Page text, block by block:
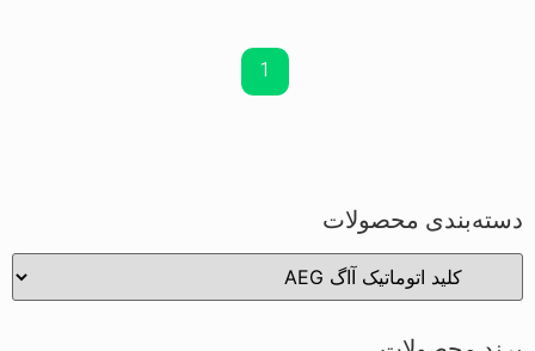
دسته‌بندی محصولات
1